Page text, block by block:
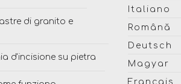
di granito e
d'incisione su pietra
Italiano
Română
Deutsch
Magyar
Français